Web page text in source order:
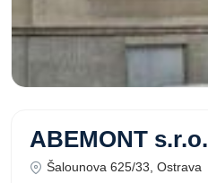
ABEMONT s.r.o.
Šalounova 625/33, Ostrava